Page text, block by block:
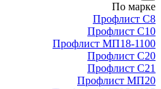
По марке
Профлист С8
Профлист С10
Профлист МП18-1100
Профлист С20
Профлист С21
Профлист МП20